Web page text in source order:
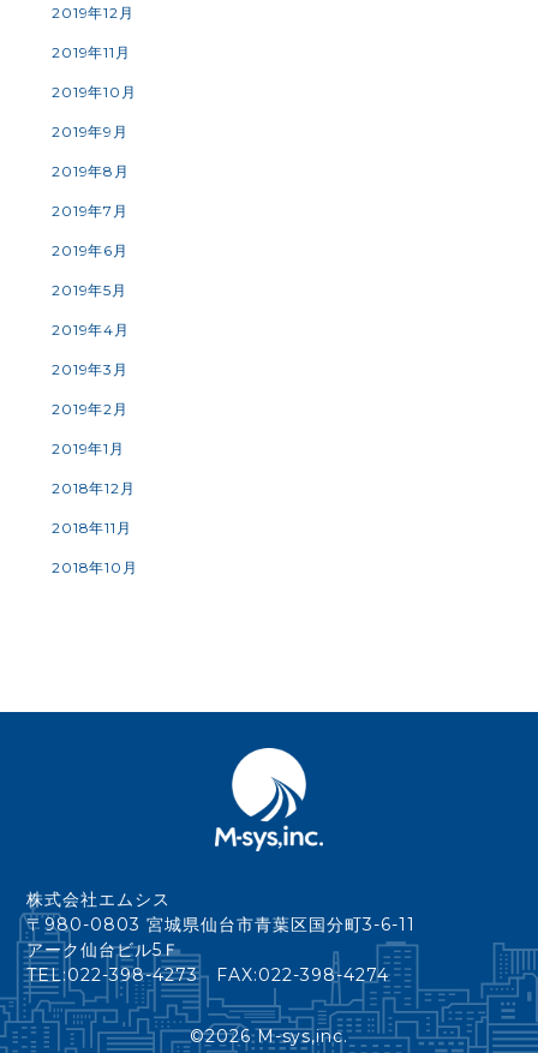
2019年12月
2019年11月
2019年10月
2019年9月
2019年8月
2019年7月
2019年6月
2019年5月
2019年4月
2019年3月
2019年2月
2019年1月
2018年12月
2018年11月
2018年10月
株式会社エムシス
〒980-0803 宮城県仙台市青葉区国分町3-6-11
アーク仙台ビル5Ｆ
TEL:022-398-4273 FAX:022-398-4274
©2026 M-sys,inc.